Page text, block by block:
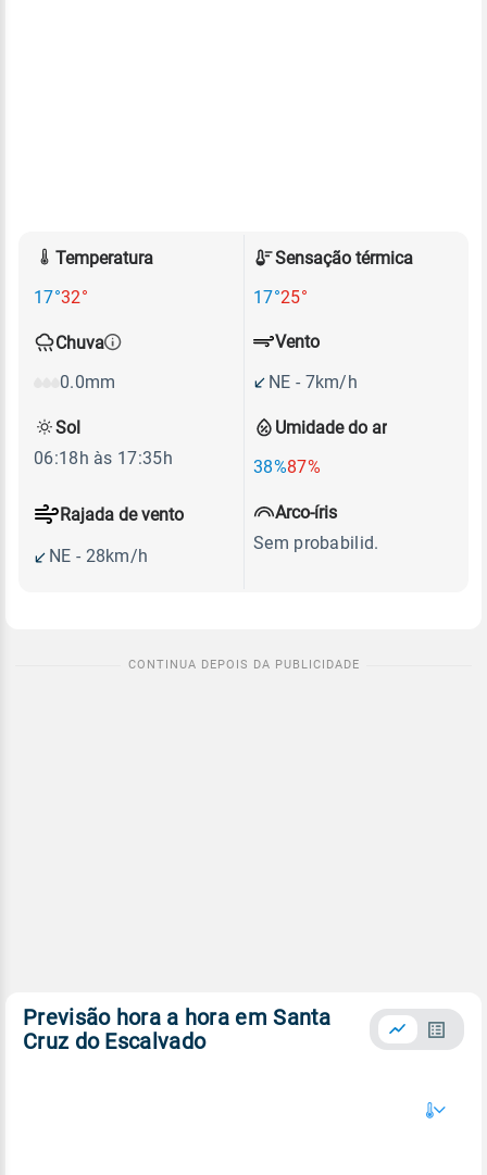
Temperatura
17°32°
Sensação térmica
17°25°
Chuva
0.0mm
Umidade do ar
38%87%
Vento
NE - 7km/h
Rajada de vento
NE - 28km/h
Sol
06:18h às 17:35h
Arco-íris
Sem probabilid.
Previsão hora a hora em Santa
Cruz do Escalvado